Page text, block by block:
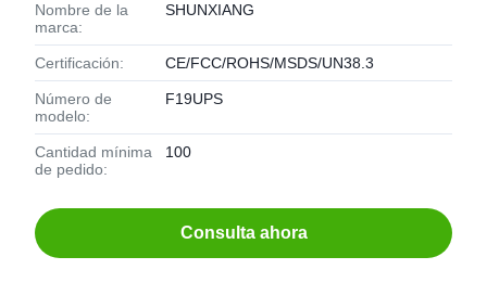
Nombre de la
marca:
SHUNXIANG
Certificación: CE/FCC/ROHS/MSDS/UN38.3
Número de
modelo:
F19UPS
Cantidad mínima
de pedido:
100
Consulta ahora